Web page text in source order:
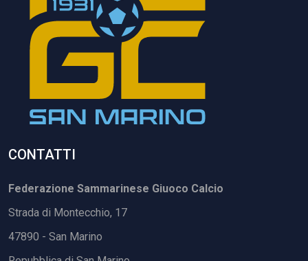
CONTATTI
Federazione Sammarinese Giuoco Calcio
Strada di Montecchio, 17
47890 - San Marino